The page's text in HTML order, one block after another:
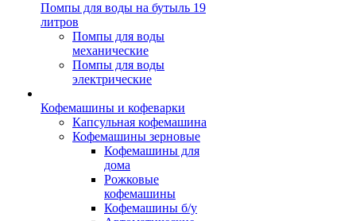
Помпы для воды на бутыль 19
литров
Помпы для воды
механические
Помпы для воды
электрические
Кофемашины и кофеварки
Капсульная кофемашина
Кофемашины зерновые
Кофемашины для
дома
Рожковые
кофемашины
Кофемашины б/у